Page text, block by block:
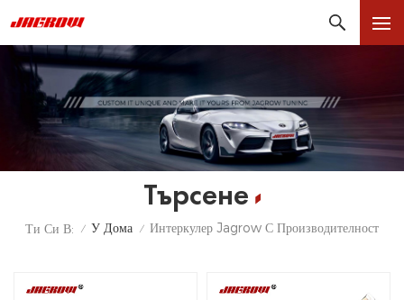
Търсене
Ти Си В: / У Дома / Интеркулер Jagrow С Производителност